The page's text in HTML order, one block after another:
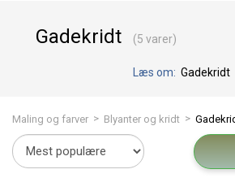
Gadekridt (5 varer)
Læs om: Gadekridt
Maling og farver > Blyanter og kridt >